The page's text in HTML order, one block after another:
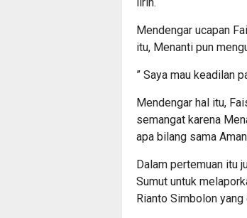
Mendengar ucapan
itu, Menanti pun
” Saya mau keadilan
Mendengar hal itu,
semangat karena
apa bilang sama
Dalam pertemuan itu
Sumut untuk
Rianto Simbolon